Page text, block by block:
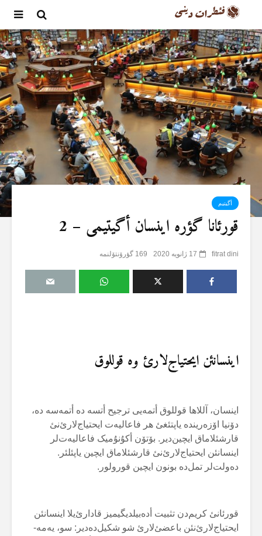
أگیتیم
قورئانا گؤرە اینسان أگیتیمی – 2
fitrat dini 17 ژانویه 2020 169 گؤرۆنتۆلنمە
اینسانئن ایحتیاج‌لارئ وە قوللوق
اینسان، آللاها قوللوق أتمەیی ترجیح أتسە دە أتمەسە دە،
دۆنیا اۆزەریندە یاپتئغئ هر فاعالیەت ایحتیاج‌لارئ‌نئ
قارشئلاماق ایچین‌دیر. بۆتۆن أکۇنۇمیک فاعالیەت‌لر
اینسانئن ایحتیاج‌لارئ‌نئ قارشئلاماق ایچین یاپئلئر.
دەولت‌لر تمل‌دە بونون ایچین قورولور.
قورئانئ کریم‌دن تثبیت أدەبیلدیگیمیز قادارئ‌یلا اینسانئن
ایحتیاج‌لارئ‌نئن باعضئ‌لارئ شو شکیل‌دەدیر: سو، یەمە-